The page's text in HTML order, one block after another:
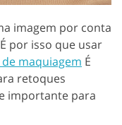
imagem por conta
por isso que usar
maquiagem É
retoques
importante para